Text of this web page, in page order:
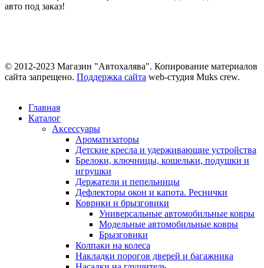
авто под заказ!
© 2012-2023 Магазин "Автохалява". Копирование материалов
сайта запрещено. Поддержка сайта web-студия Muks crew.
Главная
Каталог
Аксессуары
Ароматизаторы
Детские кресла и удерживающие устройства
Брелоки, ключницы, кошельки, подушки и
игрушки
Держатели и пепельницы
Дефлекторы окон и капота. Реснички
Коврики и брызговики
Универсальные автомобильные ковры
Модельные автомобильные ковры
Брызговики
Колпаки на колеса
Накладки порогов дверей и багажника